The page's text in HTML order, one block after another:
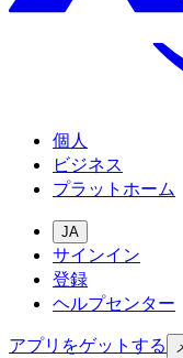
個人
ビジネス
プラットホーム
JA
サインイン
登録
ヘルプセンター
アプリをゲットする